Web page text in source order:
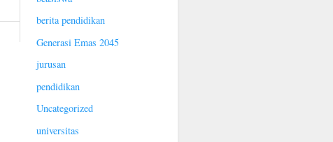
berita pendidikan
Generasi Emas 2045
jurusan
pendidikan
Uncategorized
universitas